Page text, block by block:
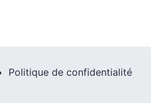
Politique de confidentialité